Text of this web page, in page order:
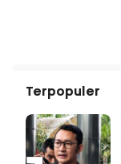
Terpopuler